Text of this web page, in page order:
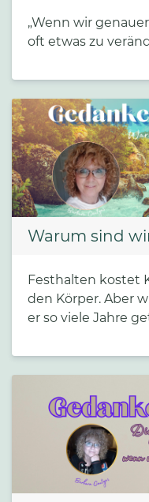
„Wenn wir
oft etwas zu
Warum sind
Festhalten kostet
den Körper. Aber
er so viele Jahre